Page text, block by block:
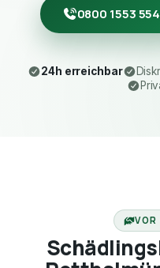
0800 1553
24h erreichbar